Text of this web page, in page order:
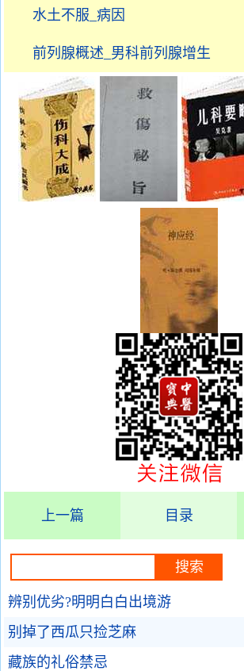
水土不服_病因
前列腺概述_男科前列腺增生
上一篇 目录
辨别优劣?明明白白出境游
别掉了西瓜只捡芝麻
藏族的礼俗禁忌